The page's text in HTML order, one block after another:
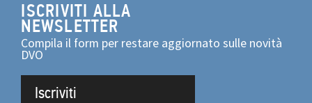
ISCRIVITI ALLA
NEWSLETTER
Compila il form per restare aggiornato sulle novità
DVO
Iscriviti